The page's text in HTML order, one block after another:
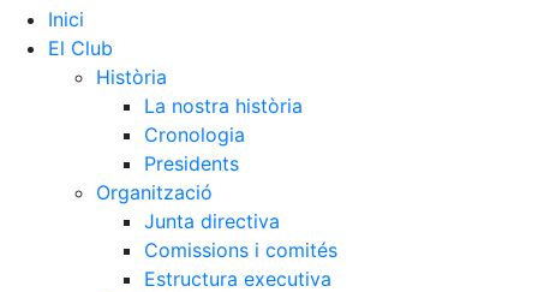
Inici
El Club
Història
La nostra història
Cronologia
Presidents
Organització
Junta directiva
Comissions i comités
Estructura executiva